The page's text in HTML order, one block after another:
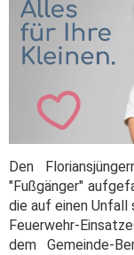
Den
"Fußgänger"
die auf einen
Feuerwehr-
dem Gemeinde-